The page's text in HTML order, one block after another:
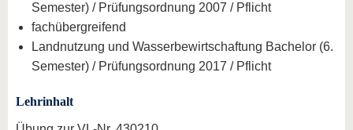
Semester) / Prüfungsordnung 2007 / Pflicht
fachübergreifend
Landnutzung und Wasserbewirtschaftung Bachelor (6.
Semester) / Prüfungsordnung 2017 / Pflicht
Lehrinhalt